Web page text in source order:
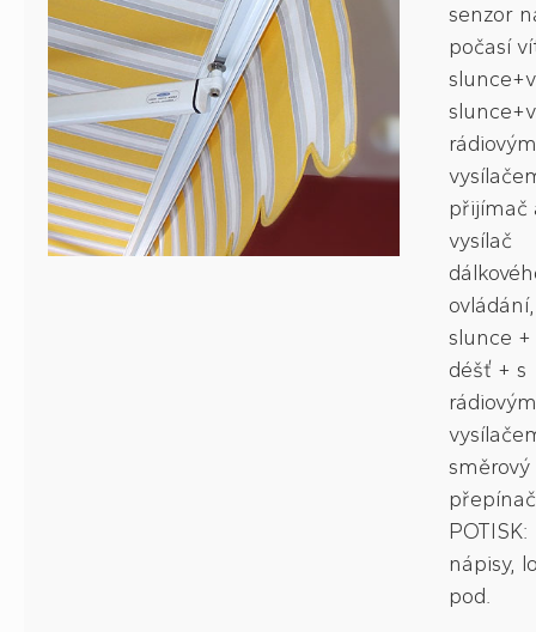
senzor
počasí
rádiovým
přijímač
vysílač
ovládání,
slunce
déšť + s
rádiovým
směrový
přepínač
POTISK:
nápisy,
pod.